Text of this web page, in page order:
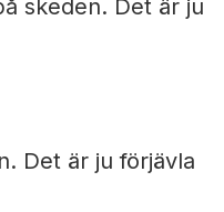
skeden. Det är ju
Det är ju förjävla